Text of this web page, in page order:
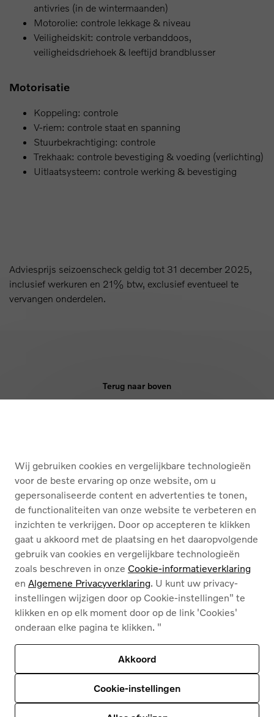
antivries (in de wintermaanden)
Motorolie: controle lekkage & niveau
Veiligheidskit: controle verbanddoos,
veiligheidsdriehoek & leeftijd brandblusser
Motorisatie
Koppeling: controle
V-riem: controle staat en spanning
Stuurbekrachtiging: controle
Trekhaak: controle bevestiging & voeding (verlichting)
Uitlaatsysteem: controle werking & bevestiging
Adviesprijs seizoenscheck geldig tot 31 december 2025,
inclusief werkuren en 21% btw, exclusief eventueel te
vervangen onderdelen.
Terug naar boven
OVER ONS
Français
Cookies
Privacybeleid
Deze site wordt beschermd door reCAPTCHA enhet privacybeleid van Google
Servicevoorwaarden zijn van toepassing
© 2026Volvo Car Corporation (of zijn dochterondernemingen of licentiegevers).
HyperCharge | Powered by
Wij gebruiken cookies en vergelijkbare technologieën
voor de beste ervaring op onze website, om u
gepersonaliseerde content en advertenties te tonen,
de functionaliteiten van onze website te verbeteren en
inzichten te verkrijgen. Door op accepteren te klikken
gaat u akkoord met de plaatsing en het daaropvolgende
gebruik van cookies en vergelijkbare technologieën
zoals beschreven in onze Cookie-informatieverklaring
en Algemene Privacyverklaring. U kunt uw privacy-
instellingen wijzigen door op Cookie-instellingen" te
klikken en op elk moment door op de link 'Cookies'
onderaan elke pagina te klikken. "
Akkoord
Cookie-instellingen